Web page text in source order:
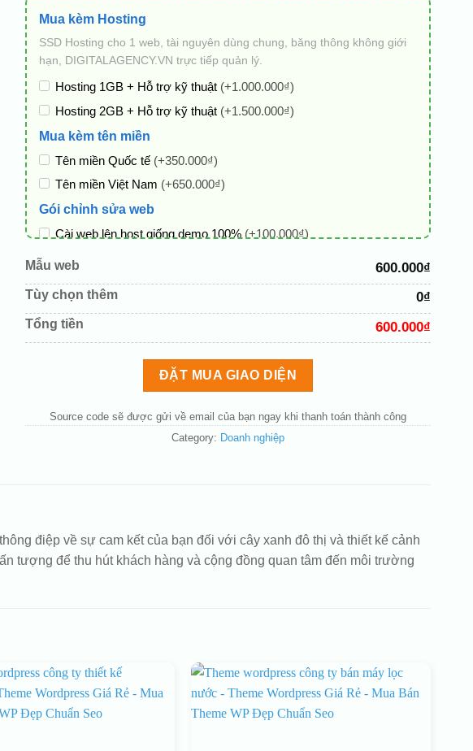
Mua kèm Hosting
SSD Hosting cho 1 web, tài nguyên dùng chung, băng thông không giới
hạn, DIGITALAGENCY.VN trực tiếp quản lý.
Hosting 1GB + Hỗ trợ kỹ thuật (+1.000.000₫)
Hosting 2GB + Hỗ trợ kỹ thuật (+1.500.000₫)
Mua kèm tên miền
Tên miền Quốc tế (+350.000₫)
Tên miền Việt Nam (+650.000₫)
Gói chỉnh sửa web
Cài web lên host giống demo 100% (+100.000₫)
Thay logo + thông tin doanh nghiệp
Đổi màu chủ đạo theo tông của logo(+200.000₫)
Sửa danh mục và sắp xếp lại đề mục menu cho chuẩn
Thay đổi bố cục trang chủ (đơn giản)
Mẫu web 600.000₫
Tùy chọn thêm 0₫
Tổng tiền 600.000₫
ĐẶT MUA GIAO DIỆN
Source code sẽ được gửi về email của bạn ngay khi thanh toán thành công
Category: Doanh nghiệp
điệp về sự cam kết của bạn đối với cây xanh đô thị và thiết kế cảnh
tượng để thu hút khách hàng và cộng đồng quan tâm đến môi trường